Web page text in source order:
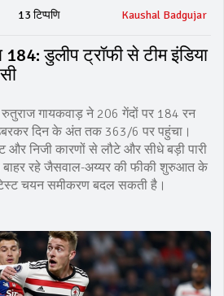
13 टिप्पणि Kaushal Badgujar
डुलीप ट्रॉफी से टीम इंडिया
गायकवाड़ ने 206 गेंदों पर 184 रन
दिन के अंत तक 363/6 पर पहुंचा।
और निजी कारणों से लौटे और सीधे बड़ी पारी
रहे जैसवाल-अय्यर की फीकी शुरुआत के
टेस्ट चयन समीकरण बदल सकती है।